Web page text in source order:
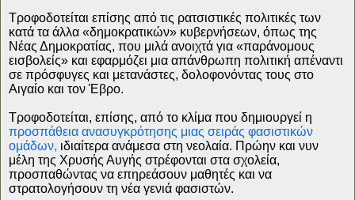
Τροφοδοτείται επίσης από τις ρατσιστικές πολιτικές των
κατά τα άλλα «δημοκρατικών» κυβερνήσεων, όπως της
Νέας Δημοκρατίας, που μιλά ανοιχτά για «παράνομους
εισβολείς» και εφαρμόζει μια απάνθρωπη πολιτική απέναντι
σε πρόσφυγες και μετανάστες, δολοφονόντας τους στο
Αιγαίο και τον Έβρο.
Τροφοδοτείται, επίσης, από το κλίμα που δημιουργεί η
προσπάθεια ανασυγκρότησης μιας σειράς φασιστικών
ομάδων, ιδιαίτερα ανάμεσα στη νεολαία. Πρώην και νυν
μέλη της Χρυσής Αυγής στρέφονται στα σχολεία,
προσπαθώντας να επηρεάσουν μαθητές και να
στρατολογήσουν τη νέα γενιά φασιστών.